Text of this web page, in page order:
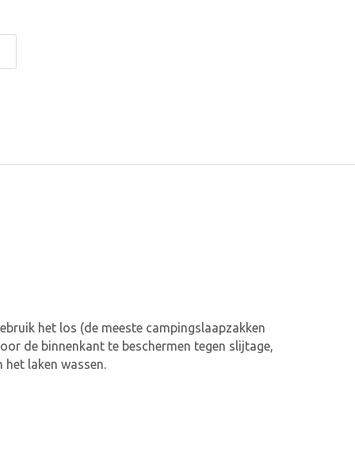
het los (de meeste campingslaapzakken
de binnenkant te beschermen tegen slijtage,
het laken wassen.